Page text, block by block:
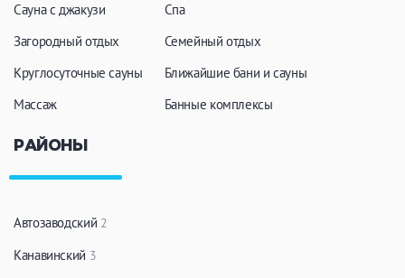
Сауна с джакузи
Загородный отдых
Круглосуточные сауны
Массаж
Спа
Семейный отдых
Ближайшие бани и сауны
Банные комплексы
РАЙОНЫ
Автозаводский 2
Канавинский 3